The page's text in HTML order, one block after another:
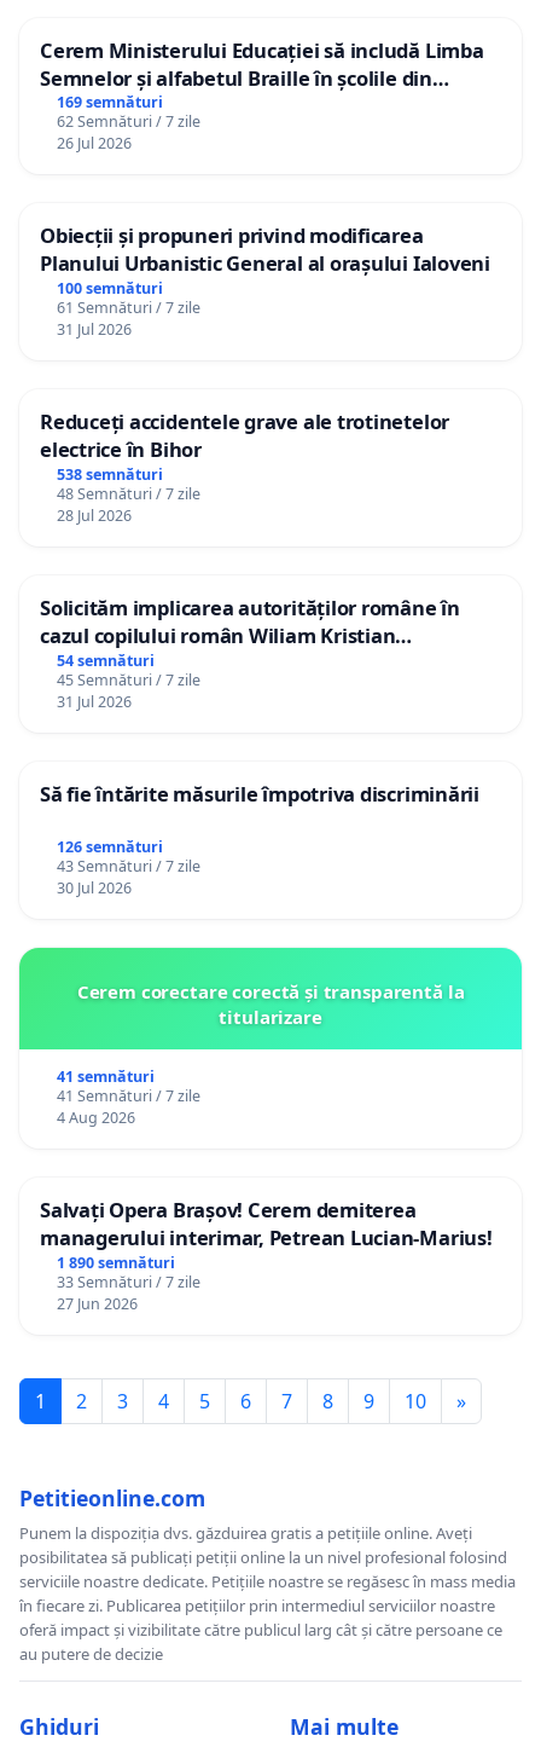
Cerem Ministerului Educației să includă Limba
Semnelor și alfabetul Braille în școlile din
Republica Moldova!
169 semnături
62 Semnături / 7 zile
26 Jul 2026
Obiecții și propuneri privind modificarea
Planului Urbanistic General al orașului Ialoveni
100 semnături
61 Semnături / 7 zile
31 Jul 2026
Reduceți accidentele grave ale trotinetelor
electrice în Bihor
538 semnături
48 Semnături / 7 zile
28 Jul 2026
Solicităm implicarea autorităților române în
cazul copilului român Wiliam Kristian
Gheorghe, aflat în plasament în Danemarca de
12 ani
54 semnături
45 Semnături / 7 zile
31 Jul 2026
Să fie întărite măsurile împotriva discriminării
126 semnături
43 Semnături / 7 zile
30 Jul 2026
Cerem corectare corectă și transparentă la
titularizare
41 semnături
41 Semnături / 7 zile
4 Aug 2026
Salvați Opera Brașov! Cerem demiterea
managerului interimar, Petrean Lucian-Marius!
1 890 semnături
33 Semnături / 7 zile
27 Jun 2026
1 2 3 4 5 6 7 8 9 10 »
Petitieonline.com
Punem la dispoziția dvs. găzduirea gratis a petițiile online. Aveți
posibilitatea să publicați petiții online la un nivel profesional folosind
serviciile noastre dedicate. Petițiile noastre se regăsesc în mass media
în fiecare zi. Publicarea petițiilor prin intermediul serviciilor noastre
oferă impact și vizibilitate către publicul larg cât și către persoane ce
au putere de decizie
Ghiduri Mai multe